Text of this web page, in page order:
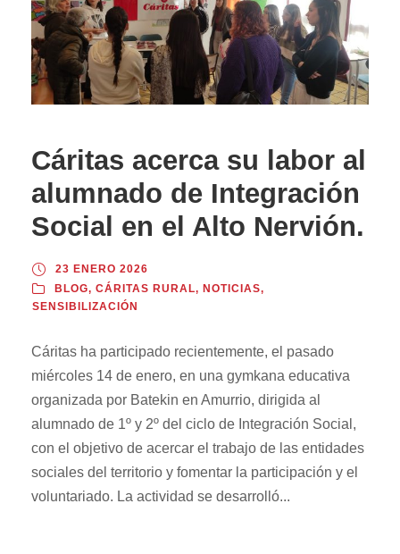
Cáritas acerca su labor al
alumnado de Integración
Social en el Alto Nervión.
23 ENERO 2026
BLOG, CÁRITAS RURAL, NOTICIAS,
SENSIBILIZACIÓN
Cáritas ha participado recientemente, el pasado
miércoles 14 de enero, en una gymkana educativa
organizada por Batekin en Amurrio, dirigida al
alumnado de 1º y 2º del ciclo de Integración Social,
con el objetivo de acercar el trabajo de las entidades
sociales del territorio y fomentar la participación y el
voluntariado. La actividad se desarrolló...